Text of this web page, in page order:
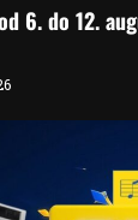
6. do 12.